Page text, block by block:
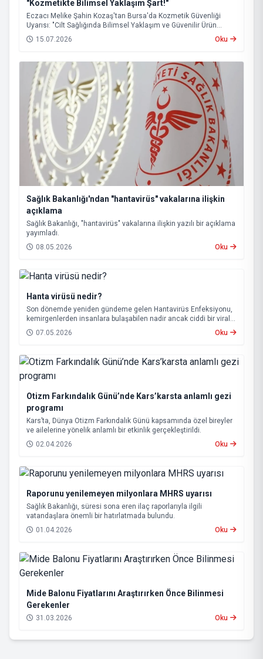
"Kozmetikte Bilimsel Yaklaşım Şart!"
Eczacı Melike Şahin Kozaş'tan Bursa'da Kozmetik Güvenliği
Uyarısı: "Cilt Sağlığında Bilimsel Yaklaşım ve Güvenilir Ürün
Kullanımı Hayati Önem Taşıyor"
15.07.2026 Oku
Sağlık Bakanlığı'ndan "hantavirüs" vakalarına ilişkin
açıklama
Sağlık Bakanlığı, "hantavirüs" vakalarına ilişkin yazılı bir açıklama
yayımladı.
08.05.2026
Oku
Hanta virüsü nedir?
Son dönemde yeniden gündeme gelen Hantavirüs Enfeksiyonu,
kemirgenlerden insanlara bulaşabilen nadir ancak ciddi bir viral
hastalık olarak biliniyor.
07.05.2026 Oku
Otizm Farkındalık Günü’nde Kars’karsta anlamlı gezi
programı
Kars’ta, Dünya Otizm Farkındalık Günü kapsamında özel bireyler
ve ailelerine yönelik anlamlı bir etkinlik gerçekleştirildi.
02.04.2026
Oku
Raporunu yenilemeyen milyonlara MHRS uyarısı
Sağlık Bakanlığı, süresi sona eren ilaç raporlarıyla ilgili
vatandaşlara önemli bir hatırlatmada bulundu.
01.04.2026
Oku
Mide Balonu Fiyatlarını Araştırırken Önce Bilinmesi
Gerekenler
31.03.2026 Oku